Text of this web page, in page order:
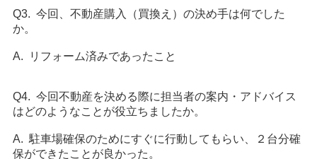
Q3. 今回、不動産購入（買換え）の決め手は何でした
か。
A. リフォーム済みであったこと
Q4. 今回不動産を決める際に担当者の案内・アドバイス
はどのようなことが役立ちましたか。
A. 駐車場確保のためにすぐに行動してもらい、２台分確
保ができたことが良かった。